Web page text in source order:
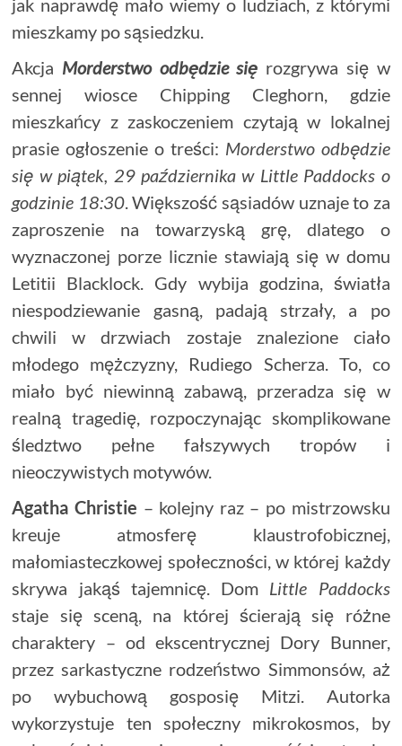
jak naprawdę mało wiemy o ludziach, z którymi
mieszkamy po sąsiedzku.
Akcja Morderstwo odbędzie się rozgrywa się w
sennej wiosce Chipping Cleghorn, gdzie
mieszkańcy z zaskoczeniem czytają w lokalnej
prasie ogłoszenie o treści: Morderstwo odbędzie
się w piątek, 29 października w Little Paddocks o
godzinie 18:30. Większość sąsiadów uznaje to za
zaproszenie na towarzyską grę, dlatego o
wyznaczonej porze licznie stawiają się w domu
Letitii Blacklock. Gdy wybija godzina, światła
niespodziewanie gasną, padają strzały, a po
chwili w drzwiach zostaje znalezione ciało
młodego mężczyzny, Rudiego Scherza. To, co
miało być niewinną zabawą, przeradza się w
realną tragedię, rozpoczynając skomplikowane
śledztwo pełne fałszywych tropów i
nieoczywistych motywów.
Agatha Christie – kolejny raz – po mistrzowsku
kreuje atmosferę klaustrofobicznej,
małomiasteczkowej społeczności, w której każdy
skrywa jakąś tajemnicę. Dom Little Paddocks
staje się sceną, na której ścierają się różne
charaktery – od ekscentrycznej Dory Bunner,
przez sarkastyczne rodzeństwo Simmonsów, aż
po wybuchową gosposię Mitzi. Autorka
wykorzystuje ten społeczny mikrokosmos, by